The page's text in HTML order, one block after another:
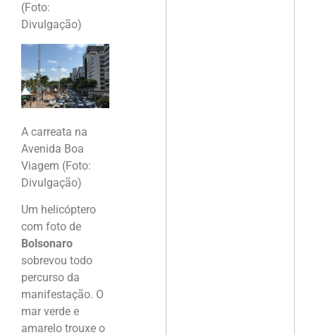
(Foto:
Divulgação)
A carreata na
Avenida Boa
Viagem (Foto:
Divulgação)
Um helicóptero
com foto de
Bolsonaro
sobrevou todo
percurso da
manifestação. O
mar verde e
amarelo trouxe o